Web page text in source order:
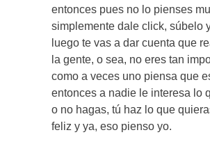
entonces pues no lo pienses
simplemente dale click, súbelo
luego te vas a dar cuenta que
la gente, o sea, no eres tan
como a veces uno piensa que
entonces a nadie le interesa lo
o no hagas, tú haz lo que
feliz y ya, eso pienso yo.